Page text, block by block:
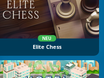
NEU
Elite Chess